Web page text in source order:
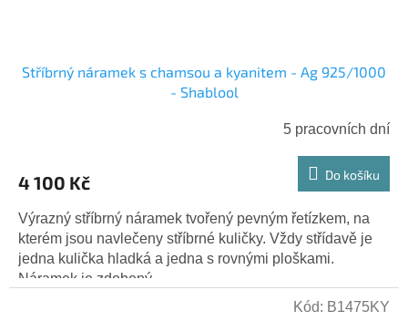
Stříbrný náramek s chamsou a kyanitem - Ag 925/1000
- Shablool
5 pracovních dní
4 100 Kč Do košíku
Výrazný stříbrný náramek tvořený pevným řetízkem, na
kterém jsou navlečeny stříbrné kuličky. Vždy střídavě je
jedna kulička hladká a jedna s rovnými ploškami.
Náramek je zdobený...
Kód: B1475KY